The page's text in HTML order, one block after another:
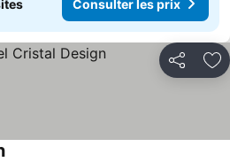
Consulter les prix
Partager